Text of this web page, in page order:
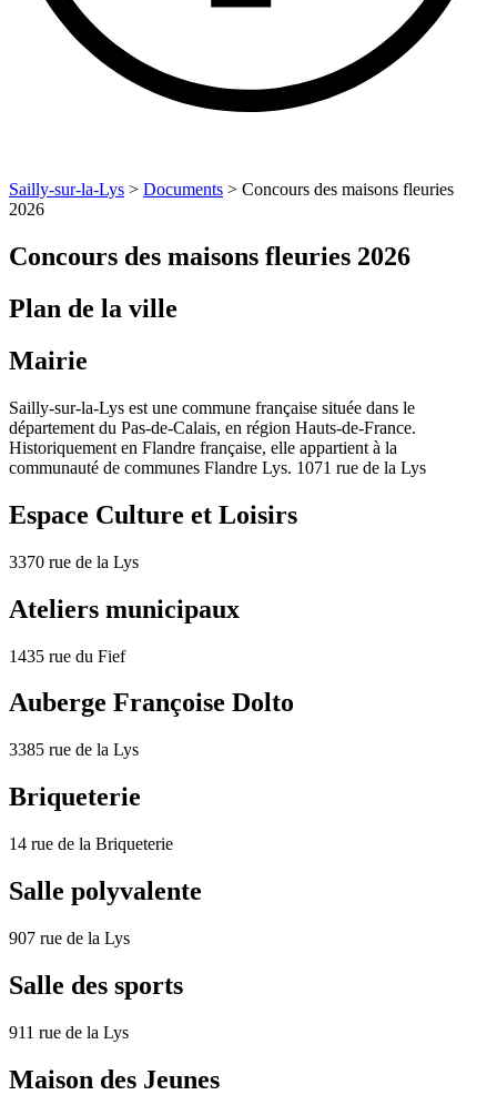
Sailly-sur-la-Lys > Documents > Concours des maisons fleuries
2026
Concours des maisons fleuries 2026
Plan de la ville
Mairie
Sailly-sur-la-Lys est une commune française située dans le
département du Pas-de-Calais, en région Hauts-de-France.
Historiquement en Flandre française, elle appartient à la
communauté de communes Flandre Lys. 1071 rue de la Lys
Espace Culture et Loisirs
3370 rue de la Lys
Ateliers municipaux
1435 rue du Fief
Auberge Françoise Dolto
3385 rue de la Lys
Briqueterie
14 rue de la Briqueterie
Salle polyvalente
907 rue de la Lys
Salle des sports
911 rue de la Lys
Maison des Jeunes